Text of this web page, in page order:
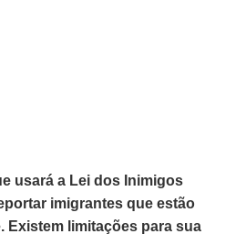
usará a Lei dos Inimigos
imigrantes que estão
Existem limitações para sua